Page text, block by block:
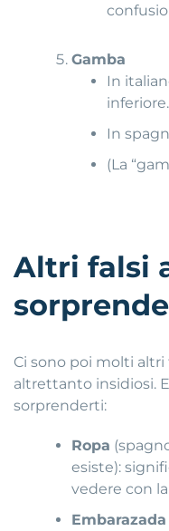
Gamba
In
inferiore.
In
(La
Altri falsi
Ci sono poi molti
altrettanto insidiosi.
sorprenderti:
Ropa
esiste):
vedere con la
Embarazada